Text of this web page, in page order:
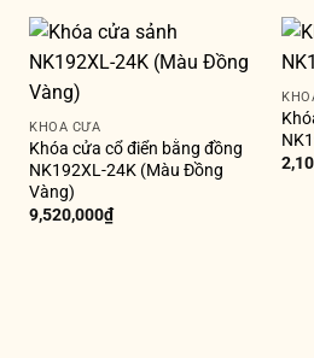
KHÓA CỬA
Khóa cửa cổ điển bằng đồng
NK192XL-24K (Màu Đồng
Vàng)
9,520,000₫